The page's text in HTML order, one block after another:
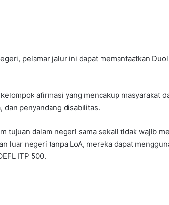
pelamar jalur ini dapat memanfaatkan
afirmasi yang mencakup masyarakat
dan penyandang disabilitas.
tujuan dalam negeri sama sekali tidak wajib
luar negeri tanpa LoA, mereka dapat
ITP 500.